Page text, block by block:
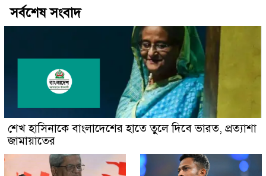
সর্বশেষ সংবাদ
শেখ হাসিনাকে বাংলাদেশের হাতে তুলে দিবে ভারত, প্রত্যাশা
জামায়াতের